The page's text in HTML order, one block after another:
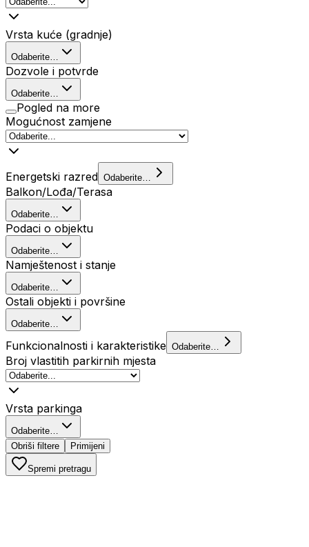
Vrsta kuće (gradnje)
Odaberite…
Dozvole i potvrde
Odaberite…
Pogled na more
Mogućnost zamjene
Energetski razred Odaberite…
Balkon/Lođa/Terasa
Odaberite…
Podaci o objektu
Odaberite…
Namještenost i stanje
Odaberite…
Ostali objekti i površine
Odaberite…
Funkcionalnosti i karakteristike Odaberite…
Broj vlastitih parkirnih mjesta
Vrsta parkinga
Odaberite…
Obriši filtere
Primijeni
Spremi pretragu